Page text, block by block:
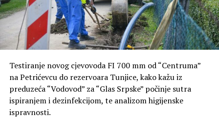
Testiranje novog cjevovoda FI 700 mm od “Centruma”
na Petrićevcu do rezervoara Tunjice, kako kažu iz
preduzeća “Vodovod” za “Glas Srpske” počinje sutra
ispiranjem i dezinfekcijom, te analizom higijenske
ispravnosti.